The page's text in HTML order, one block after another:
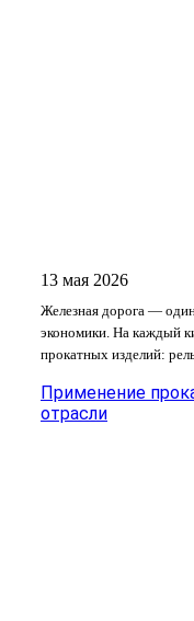
13 мая 2026
Железная дорога —
экономики. На каждый
прокатных изделий:
Применение
отрасли